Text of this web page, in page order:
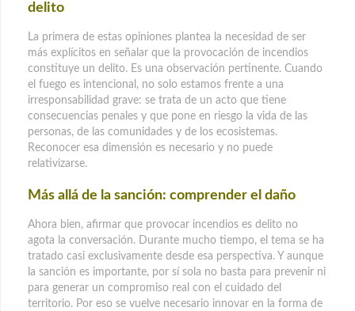
delito
La primera de estas opiniones plantea la necesidad de ser
más explícitos en señalar que la provocación de incendios
constituye un delito. Es una observación pertinente. Cuando
el fuego es intencional, no solo estamos frente a una
irresponsabilidad grave: se trata de un acto que tiene
consecuencias penales y que pone en riesgo la vida de las
personas, de las comunidades y de los ecosistemas.
Reconocer esa dimensión es necesario y no puede
relativizarse.
Más allá de la sanción: comprender el daño
Ahora bien, afirmar que provocar incendios es delito no
agota la conversación. Durante mucho tiempo, el tema se ha
tratado casi exclusivamente desde esa perspectiva. Y aunque
la sanción es importante, por sí sola no basta para prevenir ni
para generar un compromiso real con el cuidado del
territorio. Por eso se vuelve necesario innovar en la forma de